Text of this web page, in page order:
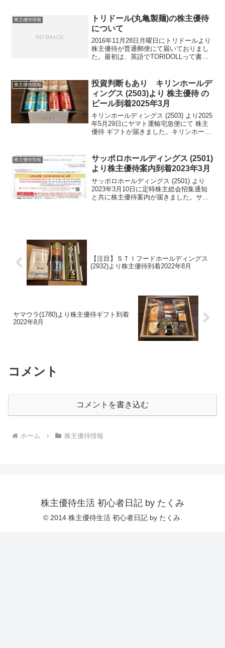
フジマック (5965)は、総合厨房設...
株主優待情報
トリドール(丸亀製麺)の株主優待
について
2016年11月28日月曜日にトリドールより
株主優待が普通郵便にて届いておりまし
た。最初は、英語でTORIDOLLって書い
のお食事券です。1日の釜上げ半額の時に
でも使...
株主優待情報
投資判断もあり キリンホールデ
ィングス (2503)より 株主優待 の
ビール到着2025年3月
キリンホールディングス (2503) より2025
年5月29日にヤマト運輸宅急便にて 株主
優待 ギフトが届きました。キリンホール
す。キリンホールディングス (2...
株主優待情報
サッポロホールディングス (2501)
より株主優待案内到着2023年3月
サッポロホールディングス (2501) より
2023年3月10日に定時株主総会招集通知
と共に株主優待案内が届きました。サッ
【注目】ＳＴＩフードホールディングス
(2932)より株主優待到着2022年8月
ヤマウラ(1780)より株主優待ギフト到着
2022年8月
コメント
コメントを書き込む
ホーム 株主優待情報
株主優待生活 初心者日記 by たくみ
© 2014 株主優待生活 初心者日記 by たくみ.